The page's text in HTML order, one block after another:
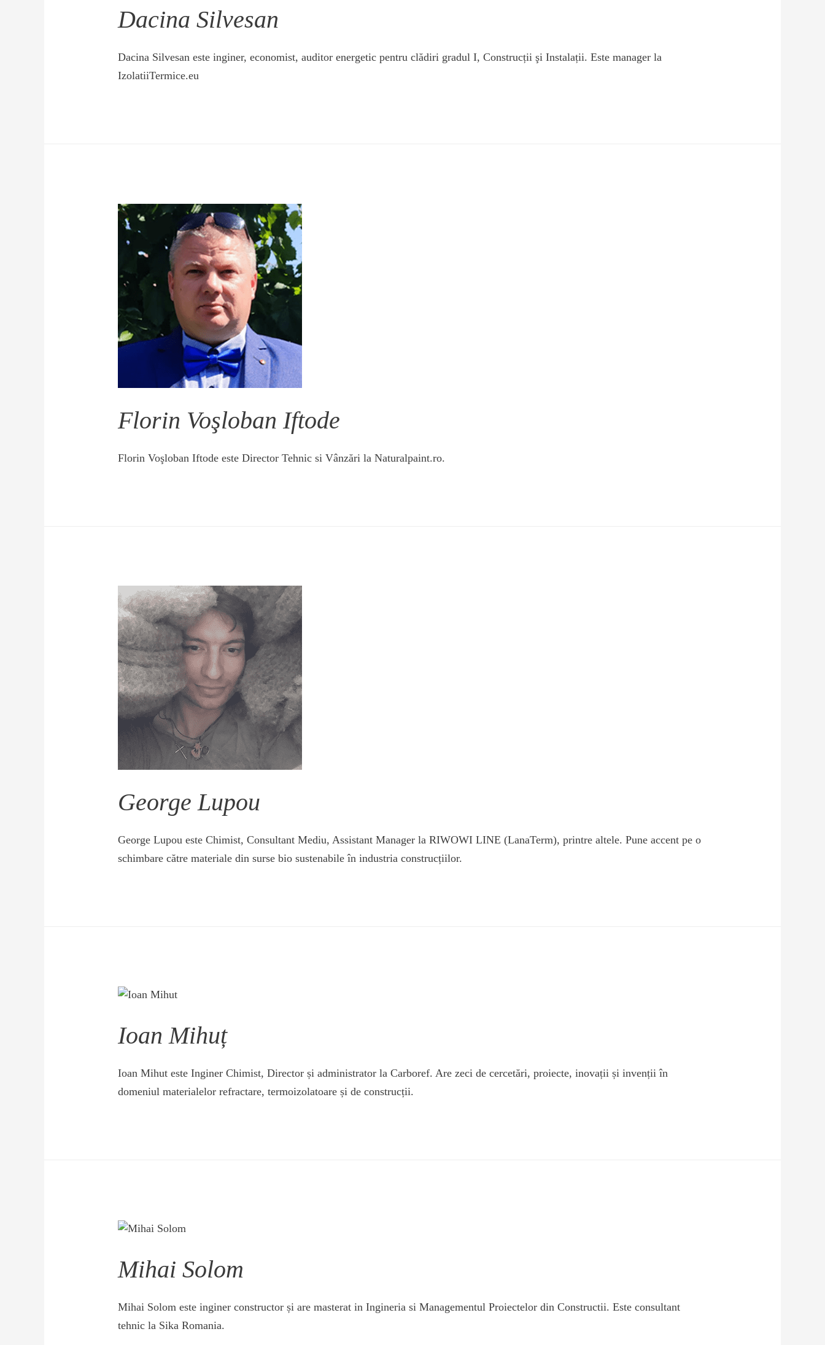
Dacina Silvesan
Dacina Silvesan este inginer, economist, auditor energetic pentru clădiri gradul I, Construcții şi Instalații. Este manager la
IzolatiiTermice.eu
Florin Voşloban Iftode
Florin Voşloban Iftode este Director Tehnic si Vânzări la Naturalpaint.ro.
George Lupou
George Lupou este Chimist, Consultant Mediu, Assistant Manager la RIWOWI LINE (LanaTerm), printre altele. Pune accent pe o
schimbare către materiale din surse bio sustenabile în industria construcțiilor.
Ioan Mihuț
Ioan Mihut este Inginer Chimist, Director și administrator la Carboref. Are zeci de cercetări, proiecte, inovații și invenții în
domeniul materialelor refractare, termoizolatoare și de construcții.
Mihai Solom
Mihai Solom este inginer constructor și are masterat in Ingineria si Managementul Proiectelor din Constructii. Este consultant
tehnic la Sika Romania.